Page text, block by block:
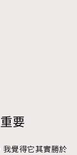
要
覺得它其實勝於